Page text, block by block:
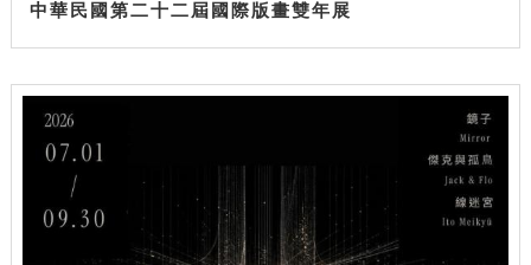
中華民國第二十二屆國際版畫雙年展